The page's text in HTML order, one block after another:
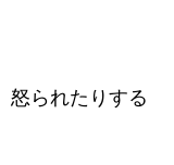
怒られたりする